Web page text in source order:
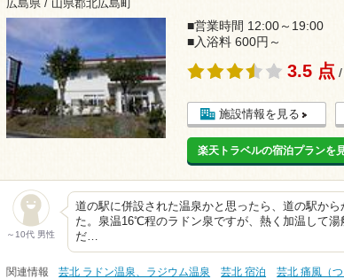
広島県 / 山県郡北広島町
■営業時間 12:00～19:00
■入浴料 600円～
3.5 点
施設情報を見る
楽天トラベルの宿泊プランを
～10代 男性
道の駅に併設された温泉かと思ったら、道の駅か
た。泉温16℃程のラドン泉ですが、熱く加温して
だ…
関連情報 芸北 ラドン温泉、ラジウム温泉 芸北 宿泊 芸北 痛風（つ